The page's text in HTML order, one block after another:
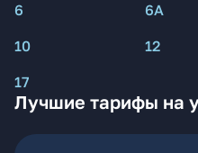
6
6А
10
12
17
Лучшие тарифы на